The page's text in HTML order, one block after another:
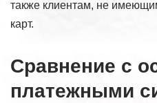
также клиентам, не
карт.
Сравнение с
платежными